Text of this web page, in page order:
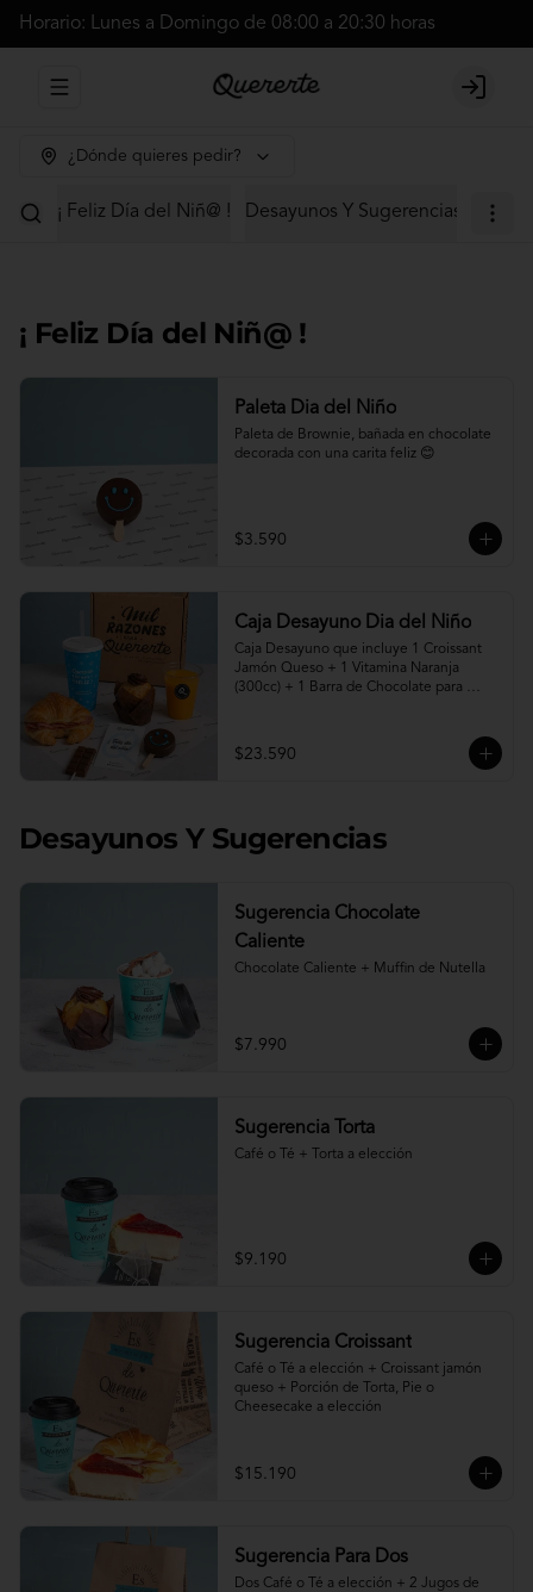
Horario: Lunes a Domingo de 08:00 a 20:30 horas
Abrir menu de navegación Login
¿Dónde quieres pedir?
¡ Feliz Día del Niñ@ ! Desayunos Y Sugerencias
¡ Feliz Día del Niñ@ !
Paleta Dia del Niño
Paleta de Brownie, bañada en chocolate
decorada con una carita feliz 😊
$3.590
Caja Desayuno Dia del Niño
Caja Desayuno que incluye 1 Croissant
Jamón Queso + 1 Vitamina Naranja
(300cc) + 1 Barra de Chocolate para
en chocolate + 1 vaso reutilizable con la
frase " Quererte me hace Feliz".
* Leche caliente no incluida.
$23.590
Desayunos Y Sugerencias
Sugerencia Chocolate
Caliente
Chocolate Caliente + Muffin de Nutella
$7.990
Sugerencia Torta
Café o Té + Torta a elección
$9.190
Sugerencia Croissant
Café o Té a elección + Croissant jamón
queso + Porción de Torta, Pie o
Cheesecake a elección
$15.190
Sugerencia Para Dos
Dos Café o Té a elección + 2 Jugos de